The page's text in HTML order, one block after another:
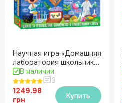
Научная игра «Домашняя
лаборатория школьника»
1-2 кл.
В наличии
3
1249.98
грн
Купить